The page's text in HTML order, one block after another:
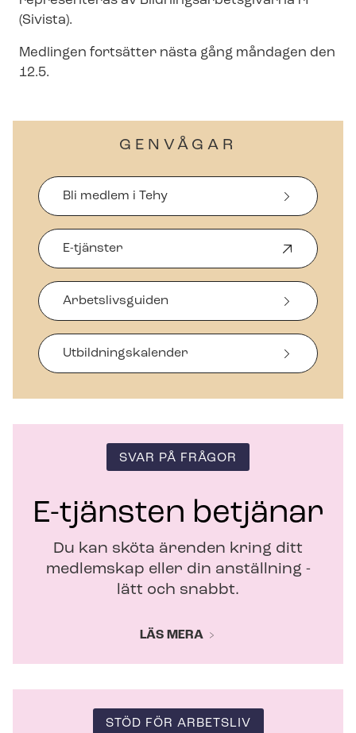
(Sivista).
Medlingen fortsätter nästa gång måndagen den
12.5.
GENVÅGAR
Bli medlem i Tehy
E-tjänster
p
n
a
s
i
t
e
r
Arbetslivsguiden
Ut­bild­nings­ka­len­der
SVAR PÅ FRÅGOR
E-tjänsten betjänar
Du kan sköta ärenden kring ditt
medlemskap eller din anställning -
lätt och snabbt.
LÄS MERA
STÖD FÖR ARBETSLIV